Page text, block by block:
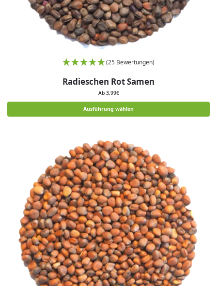
(25 Bewertungen)
Radieschen Rot Samen
Ab 3,99€
Ausführung wählen